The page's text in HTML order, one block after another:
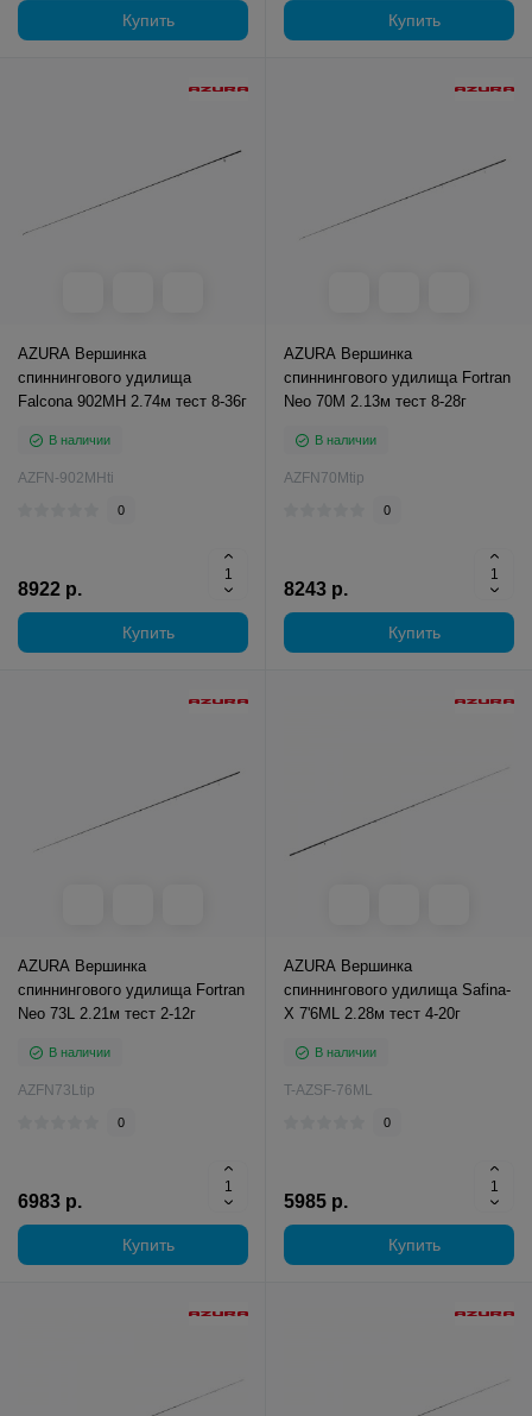
Купить Купить
AZURA Вершинка
спиннингового удилища
Falcona 902MH 2.74м тест 8-36г
В наличии
AZFN-902MHti
0
8922 р.
Купить
AZURA Вершинка
спиннингового удилища Fortran
Neo 70M 2.13м тест 8-28г
В наличии
AZFN70Mtip
0
8243 р.
Купить
AZURA Вершинка
спиннингового удилища Fortran
Neo 73L 2.21м тест 2-12г
В наличии
AZFN73Ltip
0
6983 р.
Купить
AZURA Вершинка
спиннингового удилища Safina-
X 7'6ML 2.28м тест 4-20г
В наличии
T-AZSF-76ML
0
5985 р.
Купить